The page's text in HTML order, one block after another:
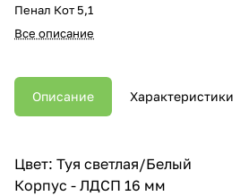
Пенал Кот 5,1
Все описание
Описание Характеристики
Цвет: Туя светлая/Белый
Корпус - ЛДСП 16 мм